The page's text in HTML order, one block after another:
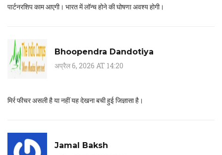
पार्टनरशिप काम आएगी। भारत में लॉन्च होने की घोषणा अवश्य होगी।
Bhoopendra Dandotiya
अप्रैल 6, 2026 AT 14:20
मिर्र फीचर असली है या नहीं यह देखना बची हुई जिज्ञासा है।
Jamal Baksh